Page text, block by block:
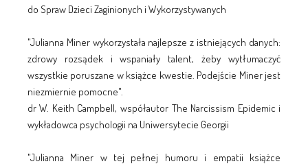
do Spraw Dzieci Zaginionych i Wykorzystywanych
"Julianna Miner wykorzystała najlepsze z istniejących danych:
zdrowy rozsądek i wspaniały talent, żeby wytłumaczyć
wszystkie poruszane w książce kwestie. Podejście Miner jest
niezmiernie pomocne".
dr W. Keith Campbell, współautor The Narcissism Epidemic i
wykładowca psychologii na Uniwersytecie Georgii
"Julianna Miner w tej pełnej humoru i empatii książce